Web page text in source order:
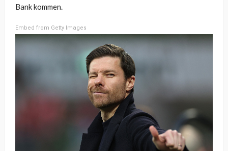
Bank kommen.
Embed from Getty Images